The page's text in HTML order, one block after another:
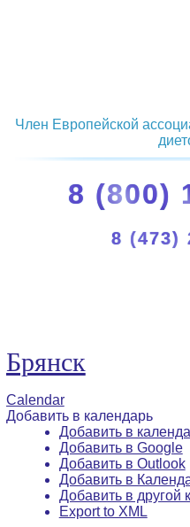
Член Европейской
8 (800)
8 (473)
Брянск
Calendar
Добавить в календарь
Добавить в
Добавить в Google
Добавить в Outlook
Добавить в
Добавить в другой
Export to XML